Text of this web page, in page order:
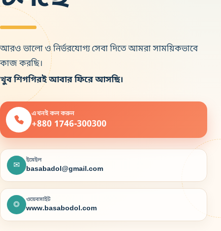
আরও ভালো ও নির্ভরযোগ্য সেবা দিতে আমরা সাময়িকভাবে
কাজ করছি।
খুব শিগগিরই আবার ফিরে আসছি।
এখনই কল করুন
+880 1746-300300
✉ ইমেইল
basabadol@gmail.com
◎ ওয়েবসাইট
www.basabodol.com